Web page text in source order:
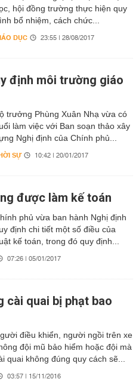
hội đồng trường thực hiện quy
bổ nhiệm, cách chức...
DỤC 23:55 | 28/08/2017
định môi trường giáo
trưởng Phùng Xuân Nhạ vừa có
làm việc với Ban soạn thảo xây
Nghị định của Chính phủ...
SỰ 10:42 | 20/01/2017
được làm kế toán
phủ vừa ban hành Nghị định
định chi tiết một số điều của
kế toán, trong đó quy định...
07:26 | 05/01/2017
cài quai bị phạt bao
điều khiển, người ngồi trên xe
đội mũ bảo hiểm hoặc đội mà
quai không đúng quy cách sẽ...
03:57 | 15/11/2016